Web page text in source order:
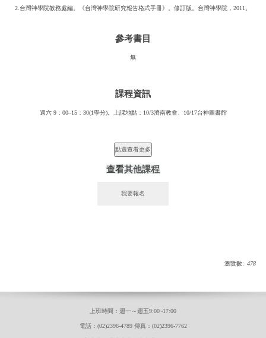
2.台灣神學院教務處編。《台灣神學院研究報告格式手冊》。修訂版。台灣神學院，2011。
參考書目
無
課程資訊
週六 9：00–15：30(1學分)。上課地點：10/3濟南教會、10/17台神圖書館
查看其他課程
瀏覽數: 478
上班時間：週一～週五9:00~17:00
電話：(02)2396-4789 傳真：(02)2396-7762